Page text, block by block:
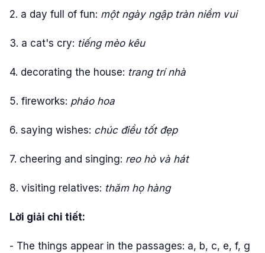
2. a day full of fun: một ngày ngập tràn niềm vui
3. a cat's cry: tiếng mèo kêu
4. decorating the house: trang trí nhà
5. fireworks: pháo hoa
6. saying wishes: chúc điều tốt đẹp
7. cheering and singing: reo hò và hát
8. visiting relatives: thăm họ hàng
Lời giải chi tiết:
- The things appear in the passages: a, b, c, e, f, g